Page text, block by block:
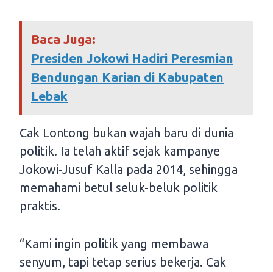
Baca Juga:
Presiden Jokowi Hadiri Peresmian
Bendungan Karian di Kabupaten
Lebak
Cak Lontong bukan wajah baru di dunia
politik. Ia telah aktif sejak kampanye
Jokowi-Jusuf Kalla pada 2014, sehingga
memahami betul seluk-beluk politik
praktis.
“Kami ingin politik yang membawa
senyum, tapi tetap serius bekerja. Cak